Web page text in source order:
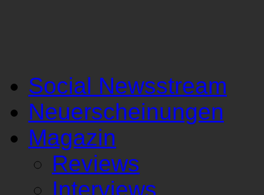
Social Newsstream
Neuerscheinungen
Magazin
Reviews
Interviews